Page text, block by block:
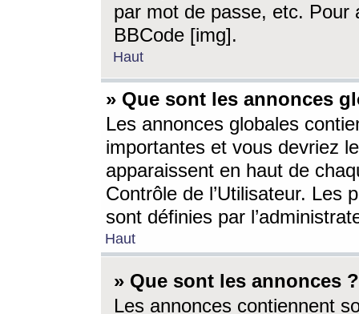
par mot de passe, etc. Pour
BBCode [img].
Haut
» Que sont les annonces
Les annonces globales
importantes et vous devriez
apparaissent en haut de
Contrôle de l’Utilisateur. Les
sont définies par
Haut
» Que sont les annonces ?
Les annonces contiennent